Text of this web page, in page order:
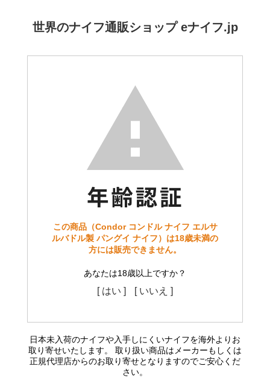
世界のナイフ通販ショップ eナイフ.jp
この商品（Condor コンドル ナイフ エルサ
ルバドル製 パングイ ナイフ）は18歳未満の
方には販売できません。
あなたは18歳以上ですか？
[ はい ] [ いいえ ]
日本未入荷のナイフや入手しにくいナイフを海外よりお
取り寄せいたします。 取り扱い商品はメーカーもしくは
正規代理店からのお取り寄せとなりますのでご安心くだ
さい。